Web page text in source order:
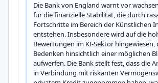
Die Bank von England warnt vor
für die finanzielle Stabilität, die durch
Fortschritte im Bereich der Künstlichen
entstehen. Insbesondere wird auf die
Bewertungen im KI-Sektor hingewiesen,
Bedenken hinsichtlich einer möglichen
aufwerfen. Die Bank stellt fest, dass die
in Verbindung mit riskanten